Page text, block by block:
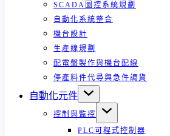
SCADA圖控系統規劃
自動化系統整合
機台設計
生產線規劃
配電盤製作與機台配線
停產料件代尋與急件調貨
自動化元件
控制與監控
PLC可程式控制器